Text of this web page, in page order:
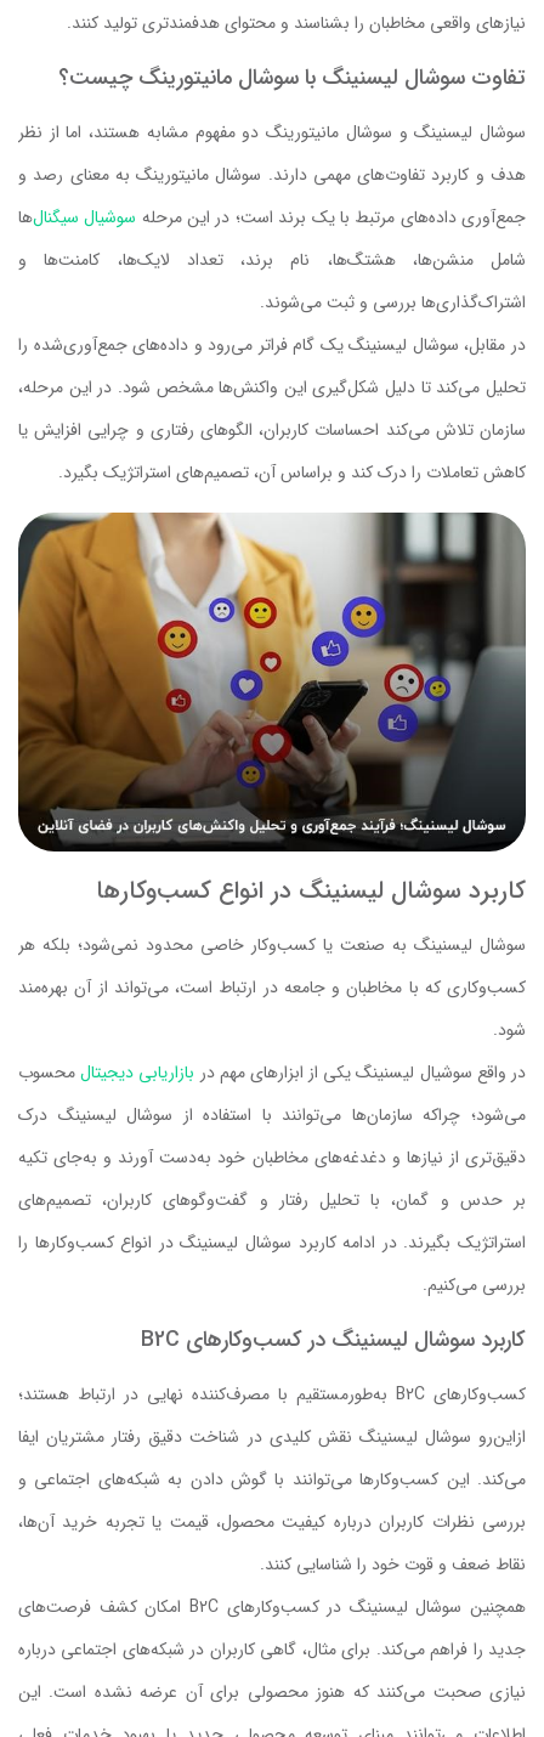
نیازهای واقعی مخاطبان را بشناسند و محتوای هدفمندتری تولید کنند.
تفاوت سوشال لیسنینگ با سوشال مانیتورینگ چیست؟
سوشال لیسنینگ و سوشال مانیتورینگ دو مفهوم مشابه هستند، اما از نظر
هدف و کاربرد تفاوت‌های مهمی دارند. سوشال مانیتورینگ به معنای رصد و
جمع‌آوری داده‌های مرتبط با یک برند است؛ در این مرحله سوشیال سیگنال‌ها
شامل منشن‌ها، هشتگ‌ها، نام برند، تعداد لایک‌ها، کامنت‌ها و
اشتراک‌گذاری‌ها بررسی و ثبت می‌شوند.
در مقابل، سوشال لیسنینگ یک گام فراتر می‌رود و داده‌های جمع‌آوری‌شده را
تحلیل می‌کند تا دلیل شکل‌گیری این واکنش‌ها مشخص شود. در این مرحله،
سازمان تلاش می‌کند احساسات کاربران، الگوهای رفتاری و چرایی افزایش یا
کاهش تعاملات را درک کند و براساس آن، تصمیم‌های استراتژیک بگیرد.
کاربرد سوشال لیسنینگ در انواع کسب‌وکارها
سوشال لیسنینگ به صنعت یا کسب‌وکار خاصی محدود نمی‌شود؛ بلکه هر
کسب‌وکاری که با مخاطبان و جامعه در ارتباط است، می‌تواند از آن بهره‌مند
شود.
در واقع سوشیال لیسنینگ یکی از ابزارهای مهم در بازاریابی دیجیتالمحسوب
می‌شود؛ چراکه سازمان‌ها می‌توانند با استفاده از سوشال لیسنینگ درک
دقیق‌تری از نیازها و دغدغه‌های مخاطبان خود به‌دست آورند و به‌جای تکیه
بر حدس و گمان، با تحلیل رفتار و گفت‌وگوهای کاربران، تصمیم‌های
استراتژیک بگیرند. در ادامه کاربرد سوشال لیسنینگ در انواع کسب‌وکارها را
بررسی می‌کنیم.
کاربرد سوشال لیسنینگ در کسب‌وکارهای B2C
کسب‌وکارهای B2C به‌طورمستقیم با مصرف‌کننده نهایی در ارتباط هستند؛
ازاین‌رو سوشال لیسنینگ نقش کلیدی در شناخت دقیق رفتار مشتریان ایفا
می‌کند. این کسب‌وکارها می‌توانند با گوش دادن به شبکه‌های اجتماعی و
بررسی نظرات کاربران درباره کیفیت محصول، قیمت یا تجربه خرید آن‌ها،
نقاط ضعف و قوت خود را شناسایی کنند.
همچنین سوشال لیسنینگ در کسب‌وکارهای B2C امکان کشف فرصت‌های
جدید را فراهم می‌کند. برای مثال، گاهی کاربران در شبکه‌های اجتماعی درباره
نیازی صحبت می‌کنند که هنوز محصولی برای آن عرضه نشده است. این